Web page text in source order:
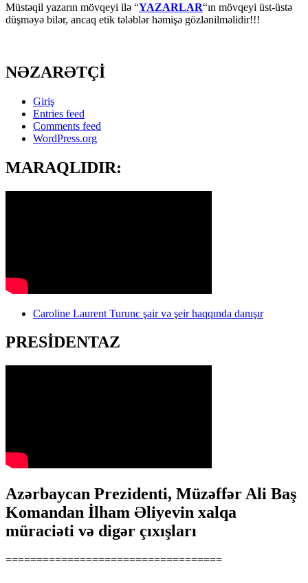
Müstəqil yazarın mövqeyi ilə “YAZARLAR“ın mövqeyi üst-üstə
düşməyə bilər, ancaq etik tələblər həmişə gözlənilməlidir!!!
NƏZARƏTÇİ
Giriş
Entries feed
Comments feed
WordPress.org
MARAQLIDIR:
Caroline Laurent Turunc şair və şeir haqqında danışır
PRESİDENTAZ
Azərbaycan Prezidenti, Müzəffər Ali Baş
Komandan İlham Əliyevin xalqa
müraciəti və digər çıxışları
===================================